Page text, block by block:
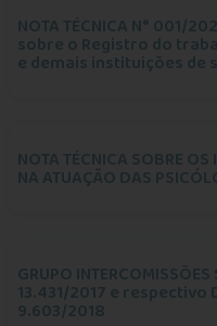
NOTA TÉCNICA N° 001/
sobre o Registro do
e demais instituições de
NOTA TÉCNICA SOBRE
NA ATUAÇÃO DAS
GRUPO INTERCOMISSÕES
13.431/2017 e
9.603/2018